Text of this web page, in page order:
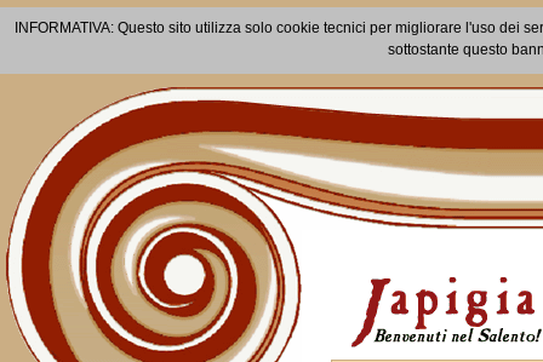
INFORMATIVA: Questo sito utilizza solo cookie tecnici per migliorare l'uso dei
sottostante questo